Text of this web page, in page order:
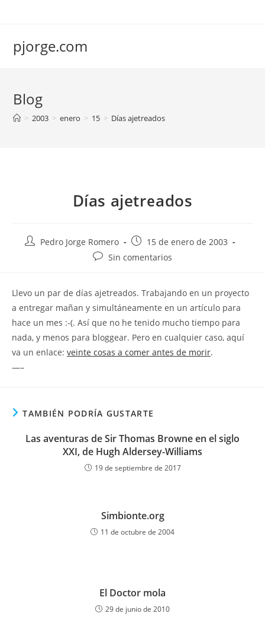
pjorge.com
Blog
> 2003 > enero > 15 > Días ajetreados
Días ajetreados
AutorPedro Jorge Romero
Publicación
de
15 de enero de 2003
Comentarios
entrada:
Sin comentarios
Llevo un par de días ajetreados. Trabajando en un proyecto
a entregar mañan y simultáneamente en un artículo para
hace un mes :-(. Así que no he tenido mucho tiempo para
nada, y menos para bloggear. Pero en cualquier caso, aquí
va un enlace: veinte cosas a comer antes de morir.
—–
TAMBIÉN PODRÍA GUSTARTE
Las aventuras de Sir Thomas Browne en el siglo
XXI, de Hugh Aldersey-Williams
19 de septiembre de 2017
Simbionte.org
11 de octubre de 2004
El Doctor mola
29 de junio de 2010